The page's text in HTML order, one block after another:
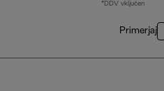
*DDV vključen
Primerjaj